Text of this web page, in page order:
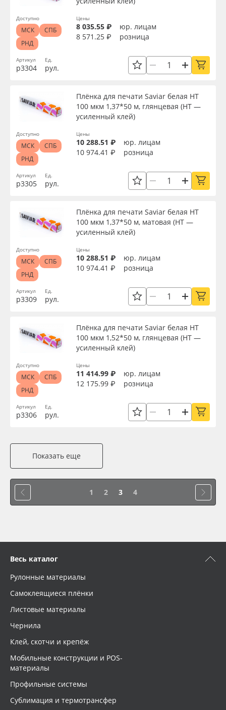
Артикул
р3304
Ед.
рул.
Цены
8 035.55 ₽
юр. лицам
8 571.25 ₽
розница
Доступно
МСК
СПБ
РНД
Артикул
р3305
Плёнка для печати Saviar белая HT
100 мкм 1,37*50 м, глянцевая (HT —
усиленный клей)
Ед.
рул.
Цены
10 288.51 ₽
юр. лицам
10 974.41 ₽
розница
Доступно
МСК
СПБ
РНД
Артикул
р3309
Плёнка для печати Saviar белая HT
100 мкм 1,37*50 м, матовая (HT —
усиленный клей)
Ед.
рул.
Цены
10 288.51 ₽
юр. лицам
10 974.41 ₽
розница
Доступно
МСК
СПБ
РНД
Артикул
р3306
Плёнка для печати Saviar белая HT
100 мкм 1,52*50 м, глянцевая (HT —
усиленный клей)
Ед.
рул.
Цены
11 414.99 ₽
юр. лицам
12 175.99 ₽
розница
Доступно
МСК
СПБ
РНД
Показать еще
1 2 3 4
Весь каталог
Рулонные материалы
Самоклеящиеся плёнки
Листовые материалы
Чернила
Клей, скотчи и крепёж
Мобильные конструкции и POS-
материалы
Профильные системы
Сублимация и термотрансфер